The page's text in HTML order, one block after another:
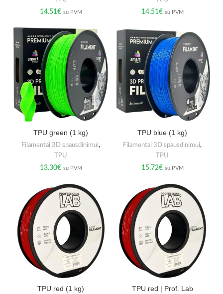
14.51€ su PVM
14.51€ su PVM
TPU green (1 kg)
Filamentai 3D spausdinimui,
TPU
13.30€ su PVM
TPU blue (1 kg)
Filamentai 3D spausdinimui,
TPU
15.72€ su PVM
TPU red (1 kg) TPU red | Prof. Lab